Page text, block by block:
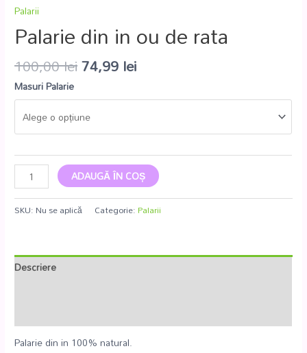
Palarii
Palarie din in ou de rata
100,00lei74,99 lei
Masuri Palarie
ADAUGĂ ÎN COȘ
SKU: Nu se aplică Categorie:Palarii
Descriere
Palarie din in 100% natural.